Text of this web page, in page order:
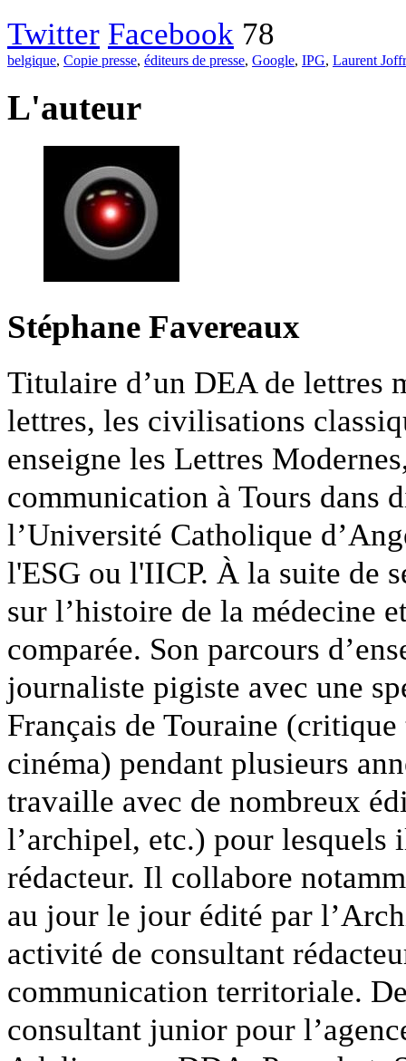
Twitter Facebook 78
belgique, Copie presse, éditeurs de presse, Google, IPG, Laurent
L'auteur
Stéphane Favereaux
Titulaire d’un DEA de lettres
lettres, les civilisations
enseigne les Lettres
communication à Tours dans
l’Université Catholique
l'ESG ou l'IICP. À la suite de
sur l’histoire de la médecine
comparée. Son parcours
journaliste pigiste avec une
Français de Touraine
cinéma) pendant plusieurs
travaille avec de nombreux
l’archipel, etc.) pour lesquels
rédacteur. Il collabore
au jour le jour édité par
activité de consultant
communication territoriale.
consultant junior pour